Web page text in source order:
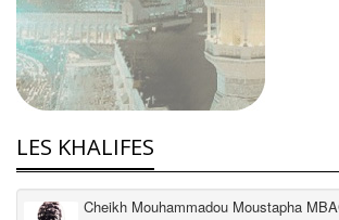
LES KHALIFES
Cheikh Mouhammadou Moustapha